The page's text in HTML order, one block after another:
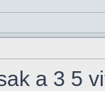
a 3 5